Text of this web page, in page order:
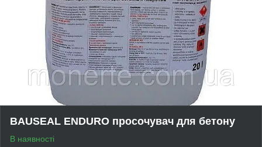
BAUSEAL ENDURO просочувач для бетону
В наявності